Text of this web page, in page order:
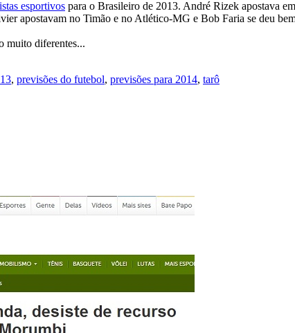
esportivos para o Brasileiro de 2013. André Rizek apostava
apostavam no Timão e no Atlético-MG e Bob Faria se deu
muito diferentes...
, previsões do futebol, previsões para 2014, tarô